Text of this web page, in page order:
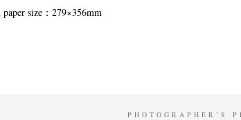
size：279×356mm
PHOTOGRAPHER’S